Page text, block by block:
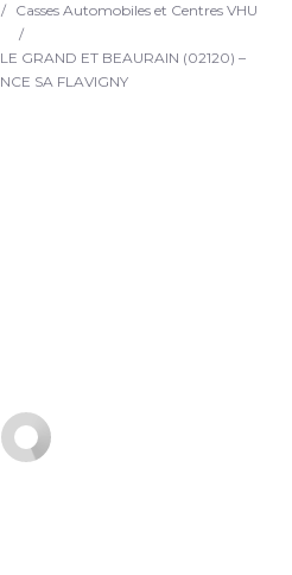
/ Casses Automobiles et Centres VHU
/
GRAND ET BEAURAIN (02120) –
SA FLAVIGNY